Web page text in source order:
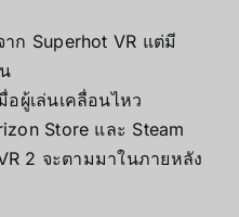
ก Superhot VR แต่มี
อผู้เล่นเคลื่อนไหว
Store และ Steam
2 จะตามมาในภายหลัง